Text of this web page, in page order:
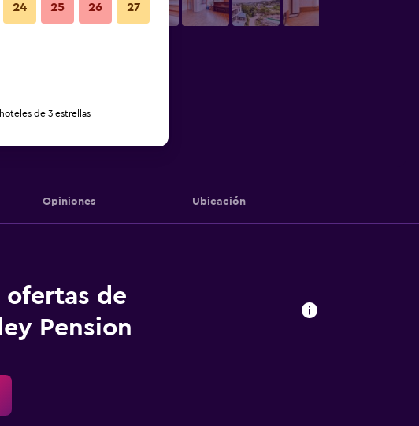
Opiniones Ubicación
ofertas de
Pension
24 25 26 27
de 3 estrellas